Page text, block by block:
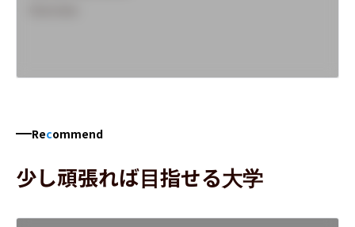
Recommend
少し頑張れば目指せる大学